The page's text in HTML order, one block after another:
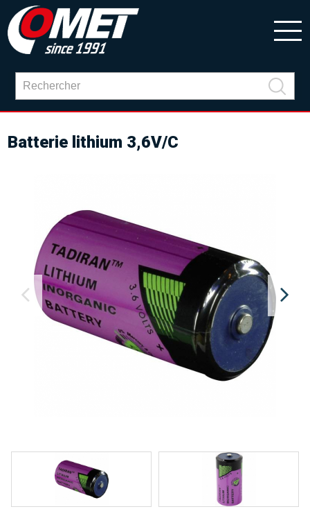
Batterie lithium 3,6V/C